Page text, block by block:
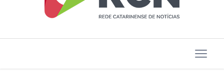
beneficiários
com